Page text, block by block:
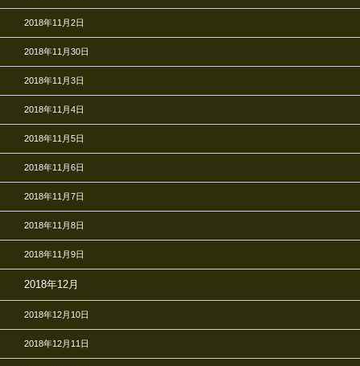
2018年11月2日
2018年11月30日
2018年11月3日
2018年11月4日
2018年11月5日
2018年11月6日
2018年11月7日
2018年11月8日
2018年11月9日
2018年12月
2018年12月10日
2018年12月11日